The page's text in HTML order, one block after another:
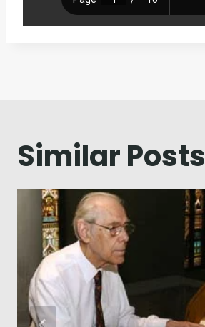
artigos
Similar Posts